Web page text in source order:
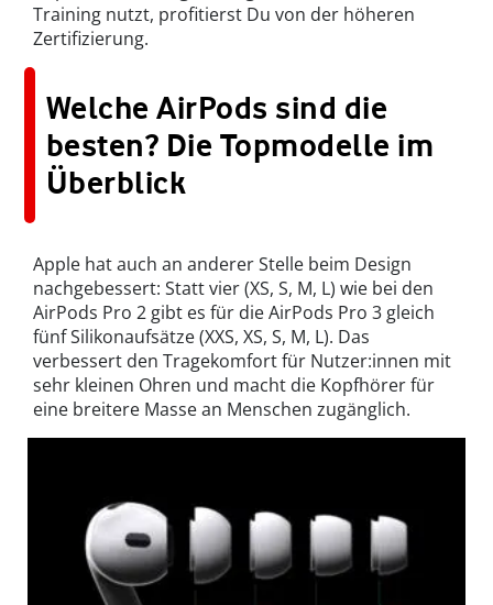
Training nutzt, profitierst Du von der höheren
Zertifizierung.
Welche AirPods sind die
besten? Die Topmodelle im
Überblick
Apple hat auch an anderer Stelle beim Design
nachgebessert: Statt vier (XS, S, M, L) wie bei den
AirPods Pro 2 gibt es für die AirPods Pro 3 gleich
fünf Silikonaufsätze (XXS, XS, S, M, L). Das
verbessert den Tragekomfort für Nutzer:innen mit
sehr kleinen Ohren und macht die Kopfhörer für
eine breitere Masse an Menschen zugänglich.